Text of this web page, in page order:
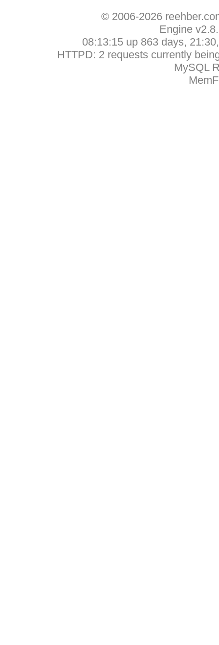
© 2006-2026
Engine
08:13:15 up 863 days,
HTTPD: 2 requests currently
MySQL